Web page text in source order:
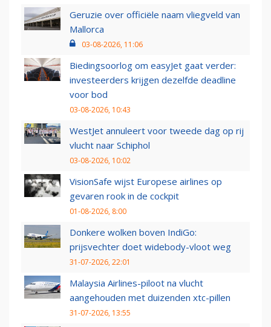
Geruzie over officiële naam vliegveld van
Mallorca
03-08-2026, 11:06
Biedingsoorlog om easyJet gaat verder:
investeerders krijgen dezelfde deadline
voor bod
03-08-2026, 10:43
WestJet annuleert voor tweede dag op rij
vlucht naar Schiphol
03-08-2026, 10:02
VisionSafe wijst Europese airlines op
gevaren rook in de cockpit
01-08-2026, 8:00
Donkere wolken boven IndiGo:
prijsvechter doet widebody-vloot weg
31-07-2026, 22:01
Malaysia Airlines-piloot na vlucht
aangehouden met duizenden xtc-pillen
31-07-2026, 13:55